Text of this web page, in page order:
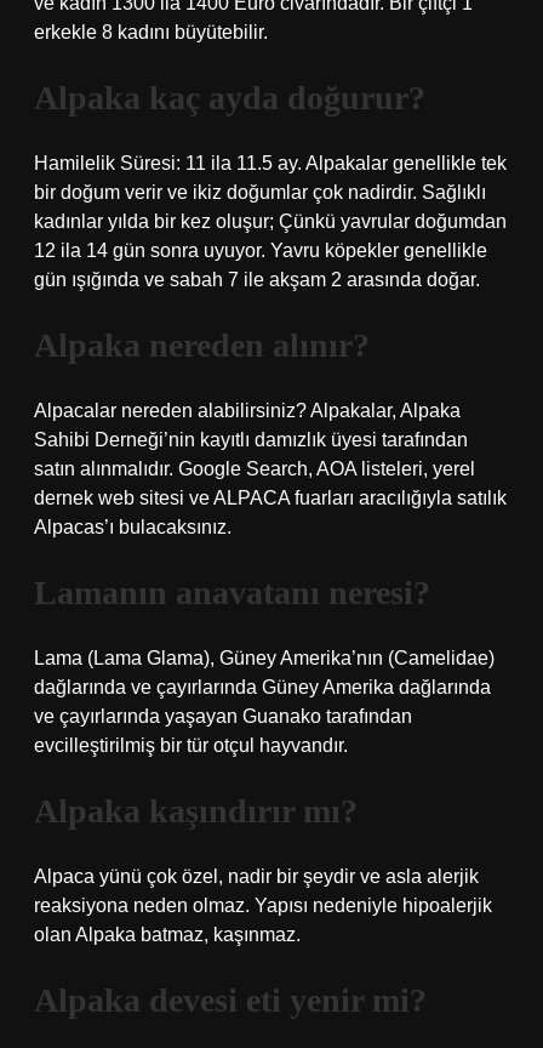
erkekle 8 kadını büyütebilir.
Alpaka kaç ayda doğurur?
Hamilelik Süresi: 11 ila 11.5 ay. Alpakalar genellikle tek
bir doğum verir ve ikiz doğumlar çok nadirdir. Sağlıklı
kadınlar yılda bir kez oluşur; Çünkü yavrular doğumdan
12 ila 14 gün sonra uyuyor. Yavru köpekler genellikle
gün ışığında ve sabah 7 ile akşam 2 arasında doğar.
Alpaka nereden alınır?
Alpacalar nereden alabilirsiniz? Alpakalar, Alpaka
Sahibi Derneği’nin kayıtlı damızlık üyesi tarafından
satın alınmalıdır. Google Search, AOA listeleri, yerel
dernek web sitesi ve ALPACA fuarları aracılığıyla satılık
Alpacas’ı bulacaksınız.
Lamanın anavatanı neresi?
Lama (Lama Glama), Güney Amerika’nın (Camelidae)
dağlarında ve çayırlarında Güney Amerika dağlarında
ve çayırlarında yaşayan Guanako tarafından
evcilleştirilmiş bir tür otçul hayvandır.
Alpaka kaşındırır mı?
Alpaca yünü çok özel, nadir bir şeydir ve asla alerjik
reaksiyona neden olmaz. Yapısı nedeniyle hipoalerjik
olan Alpaka batmaz, kaşınmaz.
Alpaka devesi eti yenir mi?